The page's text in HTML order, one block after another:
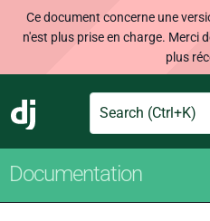
Ce document concerne une
n'est plus prise en charge. Merci
plus
Django
Search
Documentation